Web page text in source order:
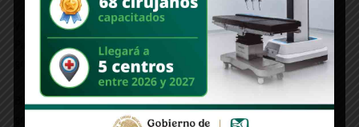
Volviendo al tema político, si bien te vemos más en colonias que en el
Palacio, ¿cómo está el puente entre el palacio municipal y palacio de
gobierno?
Bien. Hemos tenido oportunidad en varias ocasiones de platicar con el
gobernador y sus funcionarios respecto a los retos que tiene nuestra